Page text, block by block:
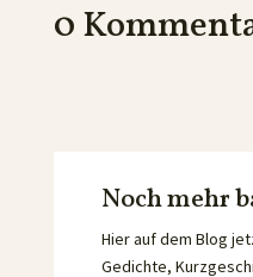
0
Noch mehr
Hier auf dem Blog
Gedichte,